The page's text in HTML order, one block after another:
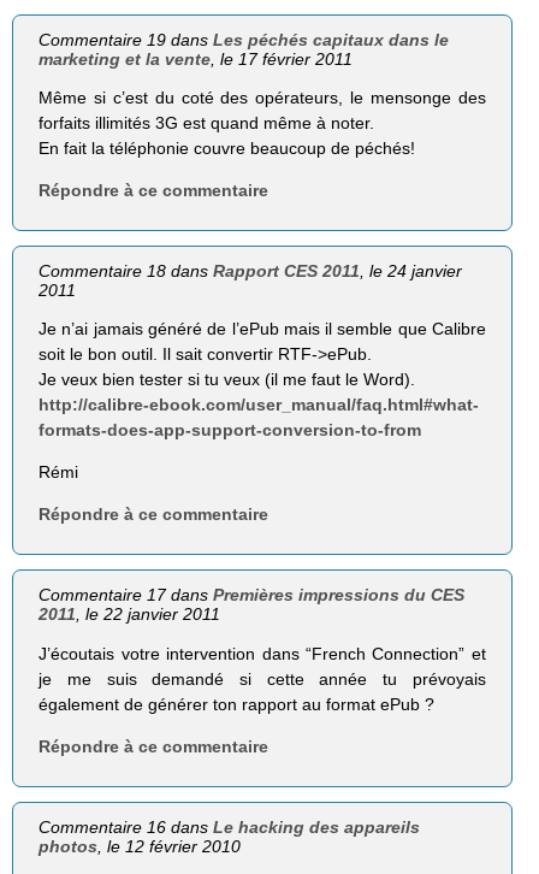
Commentaire 19 dansLes péchés capitaux dans le
marketing et la vente , le 17 février 2011
Même si c’est du coté des opérateurs, le mensonge des
forfaits illimités 3G est quand même à noter.
En fait la téléphonie couvre beaucoup de péchés!
Répondre à ce commentaire
Commentaire 18 dansRapport CES 2011 , le 24 janvier
2011
Je n’ai jamais généré de l’ePub mais il semble que Calibre
soit le bon outil. Il sait convertir RTF->ePub.
Je veux bien tester si tu veux (il me faut le Word).
http://calibre-ebook.com/user_manual/faq.html#what-
formats-does-app-support-conversion-to-from
Rémi
Répondre à ce commentaire
Commentaire 17 dansPremières impressions du CES
2011, le 22 janvier 2011
J’écoutais votre intervention dans “French Connection” et
je me suis demandé si cette année tu prévoyais
également de générer ton rapport au format ePub ?
Répondre à ce commentaire
Commentaire 16 dansLe hacking des appareils
photos , le 12 février 2010